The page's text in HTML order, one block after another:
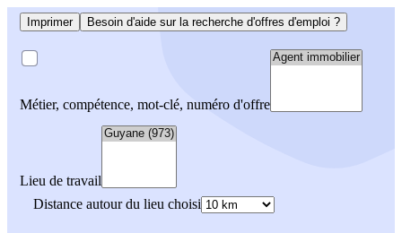
Imprimer Besoin d'aide sur la recherche d'offres d'emploi ?
Métier, compétence, mot-clé, numéro d'offre
Lieu de travail
Distance autour du lieu choisi